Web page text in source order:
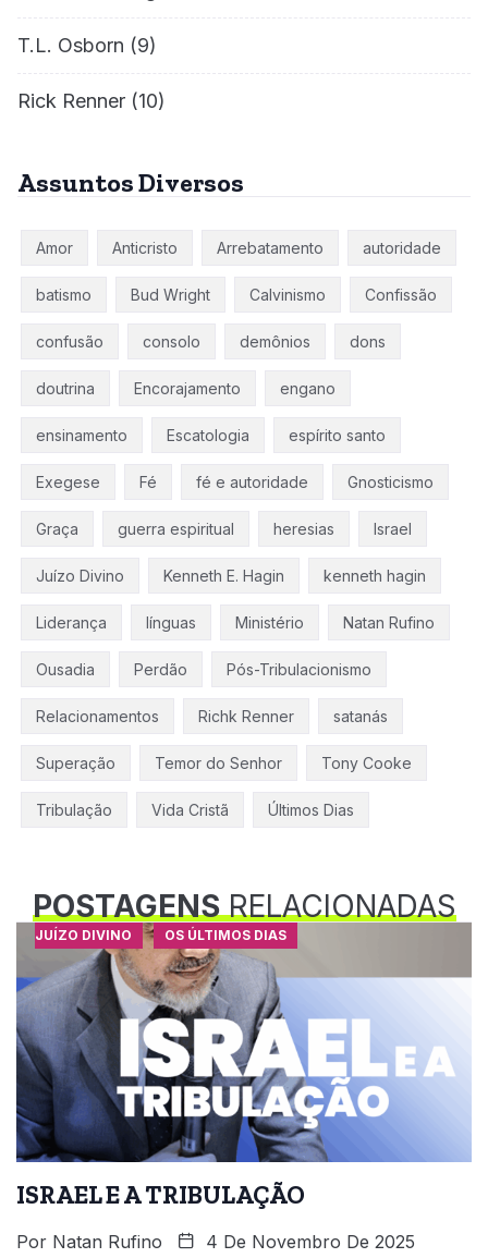
T.L. Osborn (9)
Rick Renner (10)
Assuntos Diversos
Amor Anticristo Arrebatamento autoridade
batismo Bud Wright Calvinismo Confissão
confusão consolo demônios dons
doutrina Encorajamento engano
ensinamento Escatologia espírito santo
Exegese Fé fé e autoridade Gnosticismo
Graça guerra espiritual heresias Israel
Juízo Divino Kenneth E. Hagin kenneth hagin
Liderança línguas Ministério Natan Rufino
Ousadia Perdão Pós-Tribulacionismo
Relacionamentos Richk Renner satanás
Superação Temor do Senhor Tony Cooke
Tribulação Vida Cristã Últimos Dias
POSTAGENSRELACIONADAS
JUÍZO DIVINO OS ÚLTIMOS DIAS
ISRAEL E A TRIBULAÇÃO
Por Natan Rufino 4 De Novembro De 2025